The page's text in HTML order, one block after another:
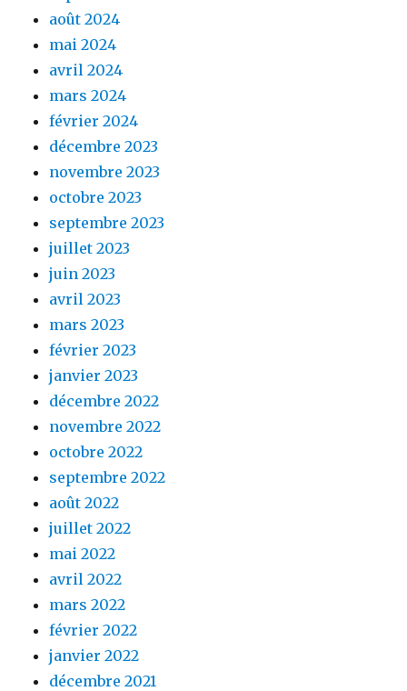
août 2024
mai 2024
avril 2024
mars 2024
février 2024
décembre 2023
novembre 2023
octobre 2023
septembre 2023
juillet 2023
juin 2023
avril 2023
mars 2023
février 2023
janvier 2023
décembre 2022
novembre 2022
octobre 2022
septembre 2022
août 2022
juillet 2022
mai 2022
avril 2022
mars 2022
février 2022
janvier 2022
décembre 2021